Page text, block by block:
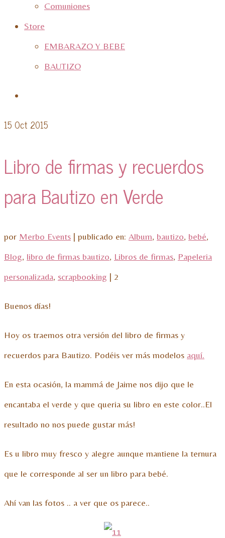
Comuniones
Store
EMBARAZO Y BEBE
BAUTIZO
15 Oct 2015
Libro de firmas y recuerdos
para Bautizo en Verde
por Merbo Events | publicado en: Album, bautizo, bebé,
Blog, libro de firmas bautizo, Libros de firmas, Papeleria
personalizada, scrapbooking | 2
Buenos días!
Hoy os traemos otra versión del libro de firmas y
recuerdos para Bautizo. Podéis ver más modelos aquí.
En esta ocasión, la mammá de Jaime nos dijo que le
encantaba el verde y que queria su libro en este color..El
resultado no nos puede gustar más!
Es u libro muy fresco y alegre aunque mantiene la ternura
que le corresponde al ser un libro para bebé.
Ahí van las fotos .. a ver que os parece..